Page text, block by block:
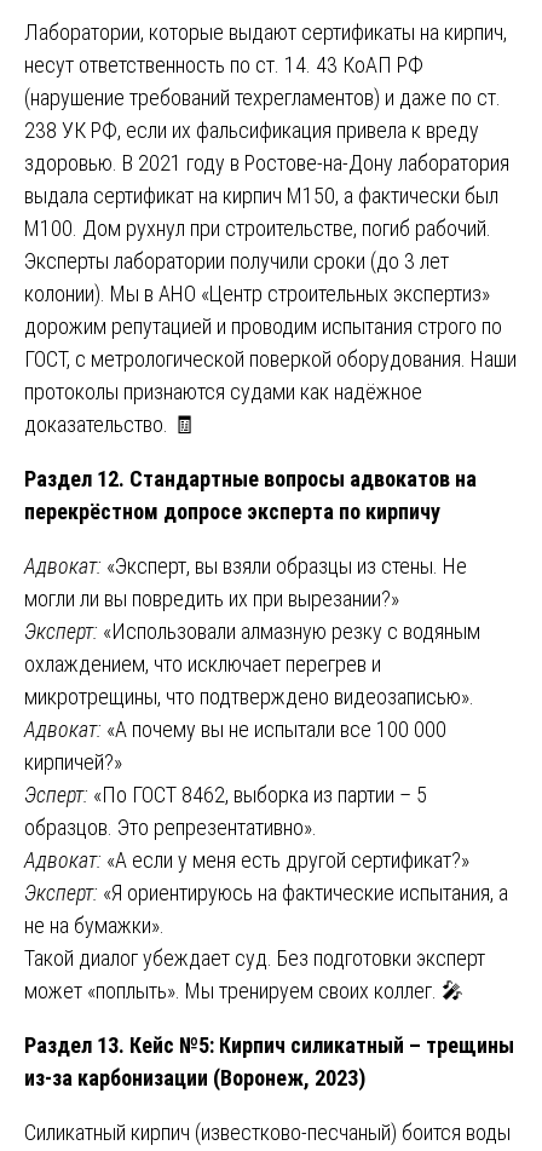
Лаборатории, которые выдают сертификаты на кирпич,
несут ответственность по ст. 14. 43 КоАП РФ
(нарушение требований техрегламентов) и даже по ст.
238 УК РФ, если их фальсификация привела к вреду
здоровью. В 2021 году в Ростове-на-Дону лаборатория
выдала сертификат на кирпич М150, а фактически был
М100. Дом рухнул при строительстве, погиб рабочий.
Эксперты лаборатории получили сроки (до 3 лет
колонии). Мы в АНО «Центр строительных экспертиз»
дорожим репутацией и проводим испытания строго по
ГОСТ, с метрологической поверкой оборудования. Наши
протоколы признаются судами как надёжное
доказательство. 🧾
Раздел 12. Стандартные вопросы адвокатов на
перекрёстном допросе эксперта по кирпичу
Адвокат: «Эксперт, вы взяли образцы из стены. Не
могли ли вы повредить их при вырезании?»
Эксперт: «Использовали алмазную резку с водяным
охлаждением, что исключает перегрев и
микротрещины, что подтверждено видеозаписью».
Адвокат: «А почему вы не испытали все 100 000
кирпичей?»
Эсперт: «По ГОСТ 8462, выборка из партии – 5
образцов. Это репрезентативно».
Адвокат: «А если у меня есть другой сертификат?»
Эксперт: «Я ориентируюсь на фактические испытания, а
не на бумажки».
Такой диалог убеждает суд. Без подготовки эксперт
может «поплыть». Мы тренируем своих коллег. 🎤
Раздел 13. Кейс №5: Кирпич силикатный – трещины
из-за карбонизации (Воронеж, 2023)
Силикатный кирпич (известково-песчаный) боится воды